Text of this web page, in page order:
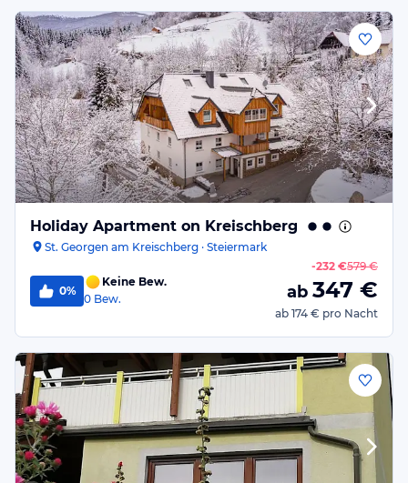
Holiday Apartment on Kreischberg
St. Georgen am Kreischberg · Steiermark
0%
Keine Bew.
0 Bew.
-232 €579 €
ab 347 €
ab 174 € pro Nacht